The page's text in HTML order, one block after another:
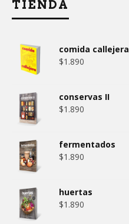
TIENDA
comida callejera
$1.890
conservas II
$1.890
fermentados
$1.890
huertas
$1.890